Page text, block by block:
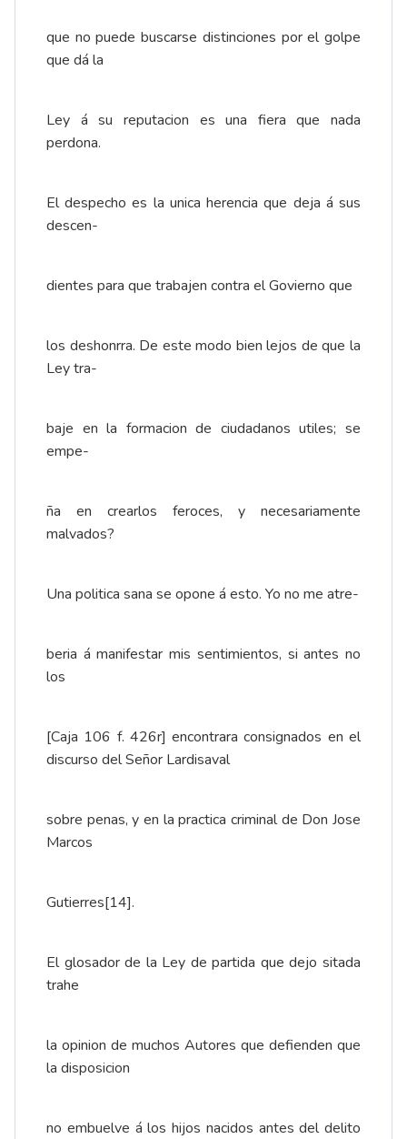
que no puede buscarse distinciones por el golpe
que dá la
Ley á su reputacion es una fiera que nada
perdona.
El despecho es la unica herencia que deja á sus
descen-
dientes para que trabajen contra el Govierno que
los deshonrra. De este modo bien lejos de que la
Ley tra-
baje en la formacion de ciudadanos utiles; se
empe-
ña en crearlos feroces, y necesariamente
malvados?
Una politica sana se opone á esto. Yo no me atre-
beria á manifestar mis sentimientos, si antes no
los
[Caja 106 f. 426r] encontrara consignados en el
discurso del Señor Lardisaval
sobre penas, y en la practica criminal de Don Jose
Marcos
Gutierres[14].
El glosador de la Ley de partida que dejo sitada
trahe
la opinion de muchos Autores que defienden que
la disposicion
no embuelve á los hijos nacidos antes del delito